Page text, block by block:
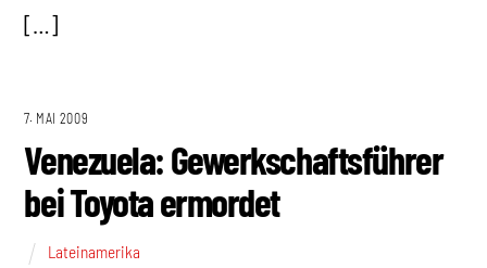
[…]
7. MAI 2009
Venezuela: Gewerkschaftsführer
bei Toyota ermordet
Lateinamerika